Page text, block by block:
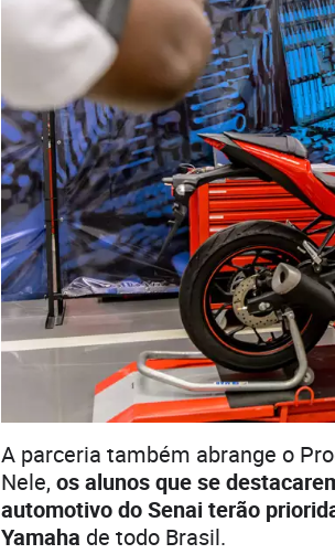
A parceria também abrange o
Nele, os alunos que se
automotivo do Senai terão
Yamaha de todo Brasil.